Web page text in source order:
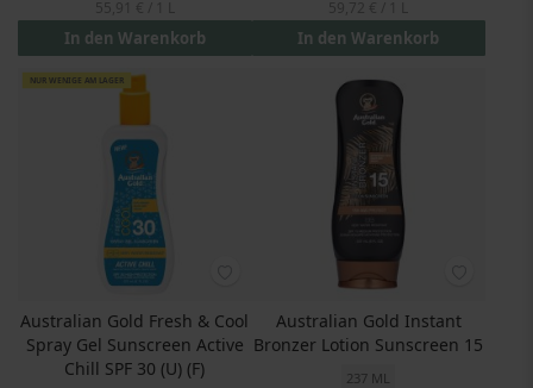
In den Warenkorb In den Warenkorb
NUR WENIGE AM LAGER
Australian Gold Fresh & Cool
Spray Gel Sunscreen Active
Chill SPF 30 (U) (F)
Australian Gold Instant
Bronzer Lotion Sunscreen 15
237 ML